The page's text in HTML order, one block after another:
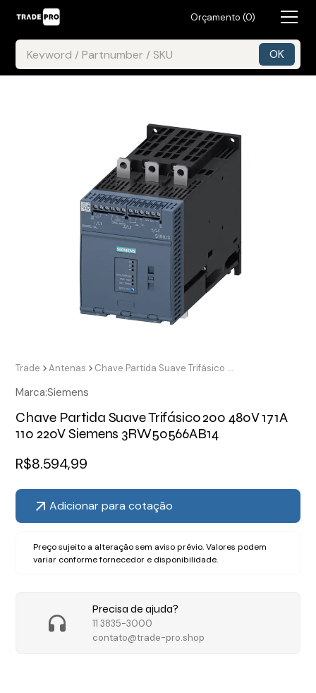
Orçamento (0)
Trade Antenas Chave Partida Suave Trifásico 200 480V 171A 110 220V Siemens 3RW50566AB14
Marca:Siemens
Chave Partida Suave Trifásico 200 480V 171A
110 220V Siemens 3RW50566AB14
R$8.594,99
Adicionar para cotação
Preço sujeito a alteração sem aviso prévio. Valores podem
variar conforme fornecedor e disponibilidade.
Precisa de ajuda?
11 3835-3000
contato@trade-pro.shop